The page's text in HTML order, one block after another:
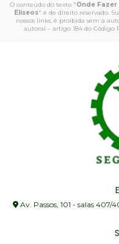
O conteúdo do texto "Onde
Elíseos" é de direito reservado.
nossos links, é proibida sem a
autoral – artigo 184 do Código
Av. Passos, 101 - salas